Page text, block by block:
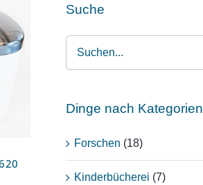
Suche
Dinge nach Kategorien
Forschen (18)
Kinderbücherei (7)